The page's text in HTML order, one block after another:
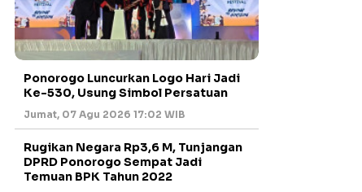
Ponorogo Luncurkan Logo Hari Jadi
Ke-530, Usung Simbol Persatuan
Jumat, 07 Agu 2026 17:02 WIB
Rugikan Negara Rp3,6 M, Tunjangan
DPRD Ponorogo Sempat Jadi
Temuan BPK Tahun 2022